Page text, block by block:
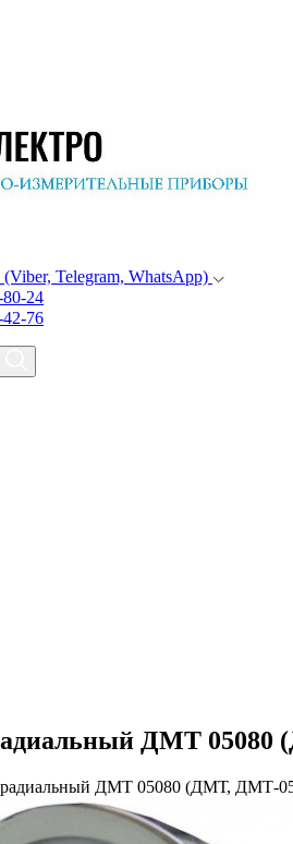
Telegram, WhatsApp)
24
76
ДМТ
радиальный ДМТ 05080 (ДМТ, ДМТ-